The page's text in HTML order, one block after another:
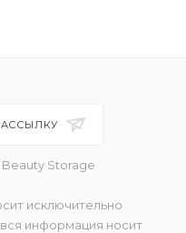
Beauty Storage
исключительно
информация носит